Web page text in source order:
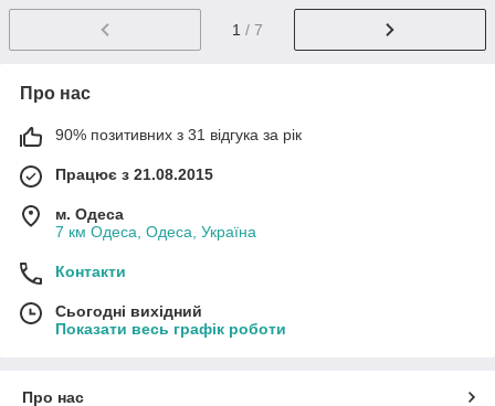
1 / 7
Про нас
90% позитивних з 31 відгука за рік
Працює з 21.08.2015
м. Одеса
7 км Одеса, Одеса, Україна
Контакти
Сьогодні вихідний
Показати весь графік роботи
Про нас